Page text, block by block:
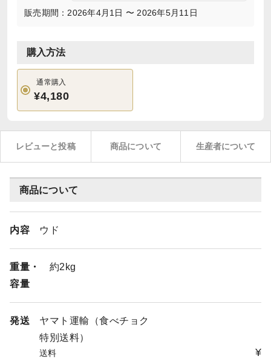
販売期間：2026年4月1日 〜 2026年5月11日
購入方法
通常購入
¥4,180
レビューと投稿 商品について 生産者について
商品について
内容 ウド
重量・
容量
約2kg
発送
ヤマト運輸（食べチョク
特別送料）
送料 ¥